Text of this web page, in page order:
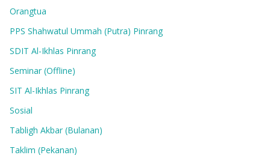
Orangtua
PPS Shahwatul Ummah (Putra) Pinrang
SDIT Al-Ikhlas Pinrang
Seminar (Offline)
SIT Al-Ikhlas Pinrang
Sosial
Tabligh Akbar (Bulanan)
Taklim (Pekanan)